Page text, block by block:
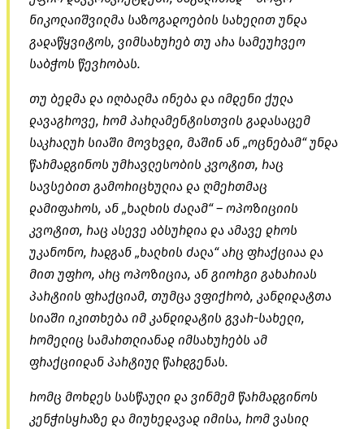
ნიკოლაიშვილმა საზოგადოების სახელით უნდა
გადაწყვიტოს, ვიმსახურებ თუ არა სამეურვეო
საბჭოს წევრობას.
თუ ბედმა და იღბალმა ინება და იმდენი ქულა
დავაგროვე, რომ პარლამენტისთვის გადასაცემ
საკრალურ სიაში მოვხვდი, მაშინ ან „ოცნებამ“ უნდა
წარმადგინოს უმრავლესობის კვოტით, რაც
სავსებით გამორიცხულია და ღმერთმაც
დამიფაროს, ან „ხალხის ძალამ“ – ოპოზიციის
კვოტით, რაც ასევე აბსურდია და ამავე დროს
უკანონო, რადგან „ხალხის ძალა“ არც ფრაქციაა და
მით უფრო, არც ოპოზიცია, ან გიორგი გახარიას
პარტიის ფრაქციამ, თუმცა ვფიქრობ, კანდიდატთა
სიაში იკითხება იმ კანდიდატის გვარ-სახელი,
რომელიც სამართლიანად იმსახურებს ამ
ფრაქციიდან პარტიულ წარდგენას.
რომც მოხდეს სასწაული და ვინმემ წარმადგინოს
კენჭისყრაზე და მიუხედავად იმისა, რომ ვასილ